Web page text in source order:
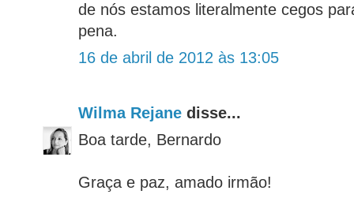
de nós estamos literalmente cegos
pena.
16 de abril de 2012 às 13:05
Wilma Rejane disse...
Boa tarde, Bernardo
Graça e paz, amado irmão!